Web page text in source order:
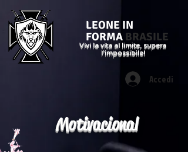
LEONE IN
FORMA BRASILE
Vivi la vita al limite, supera
l'impossibile!
Accedi
Motivacional